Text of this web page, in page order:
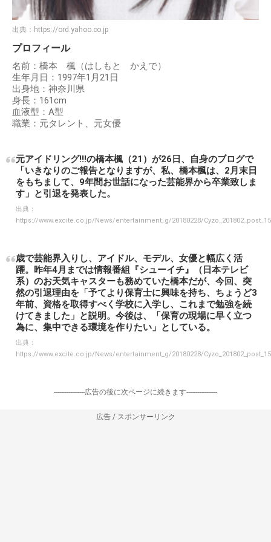
出典： https://ord.yahoo.co.jp
プロフィール
名前：橋本 楓（はしもと かえで）
生年月日：1997年1月21日
出身地：神奈川県
身長：161cm
血液型：A型
職業：元タレント、元女優
元アイドリング!!!の橋本楓（21）が26日、自身のブログで
「いきなりのご報告となりますが、私、橋本楓は、2月末日
をもちまして、9年間お世話になった芸能界から卒業致しま
す」と引退を発表した。
出典：
https://www.excite.co.jp/News/entertainment_g/20180228/
歳で芸能界入りし、アイドル、モデル、女優と幅広く活
躍。昨年4月までは情報番組『シューイチ』（日本テレビ
系）のお天気キャスターも務めていた橋本だが、今回、突
然の引退理由を「予てより保育士に興味を持ち、ちょうど3
年前、資格を取得すべく学校に入学し、これまで勉強を続
けてきました」と説明。今後は、「保育の現場に早く立つ
為に、集中できる環境を作りたい」としている。
出典：
https://www.excite.co.jp/News/entertainment_g/20180228/
-----------------広告の後に次ページに続きます-----------------
広告 / スポンサーリンク